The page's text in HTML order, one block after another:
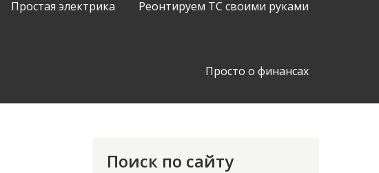
Простая электрика Реонтируем ТС своими руками
Просто о финансах
Поиск по сайту